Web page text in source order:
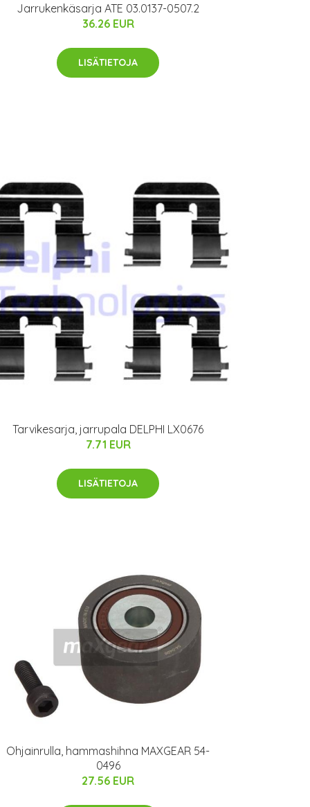
Jarrukenkäsarja ATE 03.0137-0507.2
36.26 EUR
LISÄTIETOJA
Tarvikesarja, jarrupala DELPHI LX0676
7.71 EUR
LISÄTIETOJA
Ohjainrulla, hammashihna MAXGEAR 54-
0496
27.56 EUR